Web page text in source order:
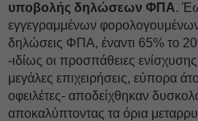
υποβολής δηλώσεων ΦΠΑ.
εγγεγραμμένων
δηλώσεις ΦΠΑ, έναντι 65% το
-ιδίως οι προσπάθειες
μεγάλες επιχειρήσεις, εύπορα
οφειλέτες- αποδείχθηκαν
αποκαλύπτοντας τα όρια